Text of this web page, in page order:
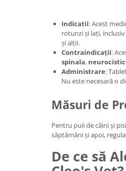
Indicatii: Acest
rotunzi și lați,
și alții.
Contraindicații:
spinala,
Administrare:
Nu este necesară o
Măsuri de
Pentru puii de câini și
săptămâni și apoi,
De ce să